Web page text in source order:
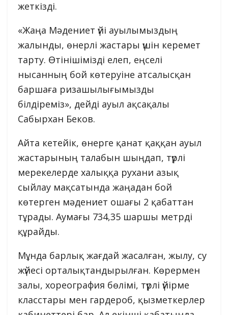
жеткізді.
«Жаңа Мәдениет үйі ауылымыздың
жалынды, өнерлі жастары үшін керемет
тарту. Өтінішімізді елеп, еңселі
нысанның бой көтеруіне атсалысқан
баршаға ризашылығымызды
білдіреміз», дейді ауыл ақсақалы
Сабырхан Беков.
Айта кетейік, өнерге қанат қаққан ауыл
жастарының талабын шыңдап, түрлі
мерекелерде халыққа рухани азық
сыйлау мақсатында жаңадан бой
көтерген мәдениет ошағы 2 қабаттан
тұрады. Аумағы 734,35 шаршы метрді
құрайды.
Мұнда барлық жағдай жасалған, жылу, су
жүйесі орталықтандырылған. Көрермен
залы, хореография бөлімі, түрлі үйірме
класстары мен гардероб, қызметкерлер